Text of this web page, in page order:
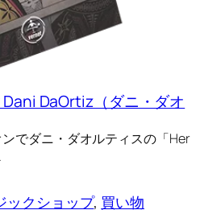
DaOrtiz（ダニ・ダオ
でダニ・ダオルティスの「Her
ックショップ, 買い物